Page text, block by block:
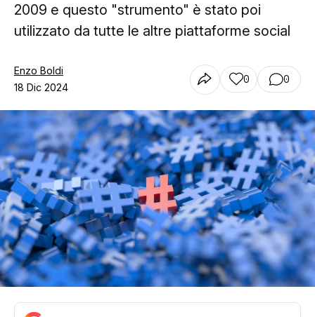
Chi siamo
Contatti
2009 e questo "strumento" è stato poi
utilizzato da tutte le altre piattaforme social
Enzo Boldi
18 Dic 2024
0 0